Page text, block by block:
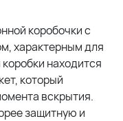
коробочки с
характерным для
находится
который
вскрытия.
защитную и